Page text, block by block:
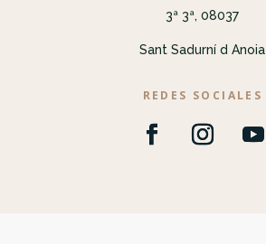
3ª 3ª, 08037
Sant Sadurní d Anoia
REDES SOCIALES